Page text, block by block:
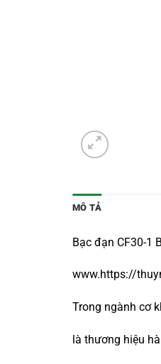
MÔ TẢ
Bạc đạn CF30-1
www.https://
Trong ngành cơ
là thương hiệu